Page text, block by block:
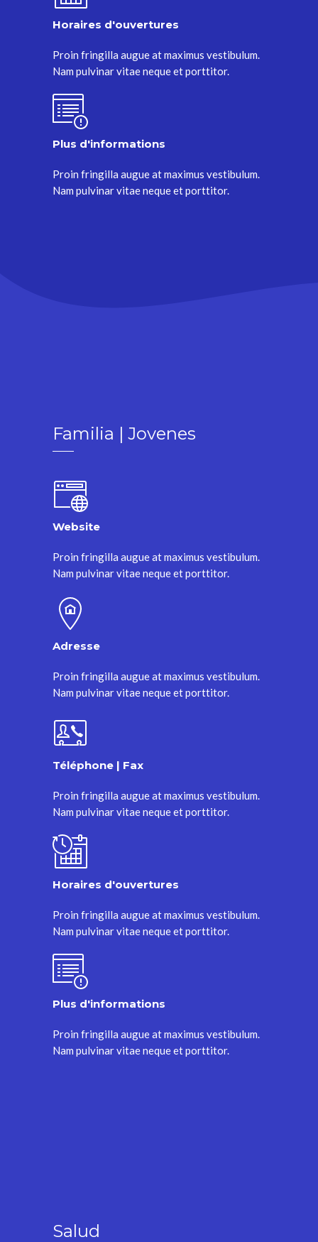
Horaires d'ouvertures
Proin fringilla augue at maximus vestibulum.
Nam pulvinar vitae neque et porttitor.
Plus d'informations
Proin fringilla augue at maximus vestibulum.
Nam pulvinar vitae neque et porttitor.
Familia | Jovenes
Website
Proin fringilla augue at maximus vestibulum.
Nam pulvinar vitae neque et porttitor.
Adresse
Proin fringilla augue at maximus vestibulum.
Nam pulvinar vitae neque et porttitor.
Téléphone | Fax
Proin fringilla augue at maximus vestibulum.
Nam pulvinar vitae neque et porttitor.
Horaires d'ouvertures
Proin fringilla augue at maximus vestibulum.
Nam pulvinar vitae neque et porttitor.
Plus d'informations
Proin fringilla augue at maximus vestibulum.
Nam pulvinar vitae neque et porttitor.
Salud